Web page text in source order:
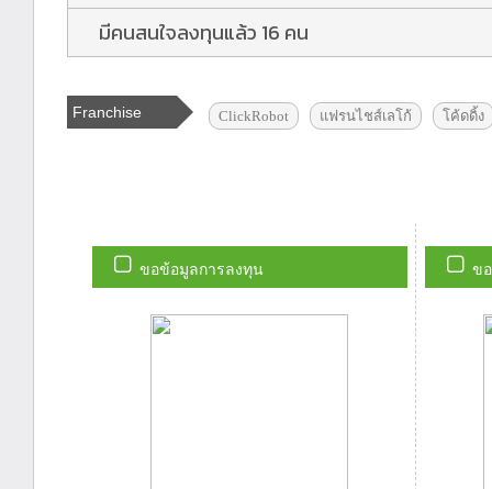
มีคนสนใจลงทุนแล้ว 16 คน
Franchise
ClickRobot แฟรนไชส์เลโก้ โค้ดดิ้ง
ขอข้อมูลการลงทุน ข